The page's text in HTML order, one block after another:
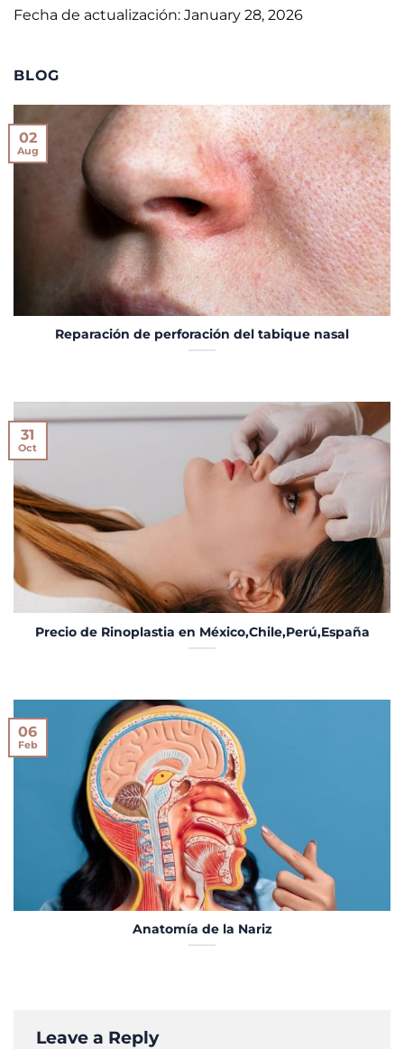
Fecha de actualización: January 28, 2026
BLOG
Reparación de perforación del tabique nasal
02
Aug
Precio de Rinoplastia en México,Chile,Perú,España
31
Oct
Anatomía de la Nariz
06
Feb
Leave a Reply